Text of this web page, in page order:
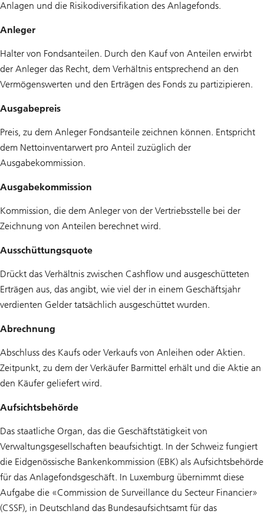
Anlagen und die Risikodiversifikation des Anlagefonds.
Anleger
Halter von Fondsanteilen. Durch den Kauf von Anteilen erwirbt
der Anleger das Recht, dem Verhältnis entsprechend an den
Vermögenswerten und den Erträgen des Fonds zu partizipieren.
Ausgabepreis
Preis, zu dem Anleger Fondsanteile zeichnen können. Entspricht
dem Nettoinventarwert pro Anteil zuzüglich der
Ausgabekommission.
Ausgabekommission
Kommission, die dem Anleger von der Vertriebsstelle bei der
Zeichnung von Anteilen berechnet wird.
Ausschüttungsquote
Drückt das Verhältnis zwischen Cashflow und ausgeschütteten
Erträgen aus, das angibt, wie viel der in einem Geschäftsjahr
verdienten Gelder tatsächlich ausgeschüttet wurden.
Abrechnung
Abschluss des Kaufs oder Verkaufs von Anleihen oder Aktien.
Zeitpunkt, zu dem der Verkäufer Barmittel erhält und die Aktie an
den Käufer geliefert wird.
Aufsichtsbehörde
Das staatliche Organ, das die Geschäftstätigkeit von
Verwaltungsgesellschaften beaufsichtigt. In der Schweiz fungiert
die Eidgenössische Bankenkommission (EBK) als Aufsichtsbehörde
für das Anlagefondsgeschäft. In Luxemburg übernimmt diese
Aufgabe die «Commission de Surveillance du Secteur Financier»
(CSSF), in Deutschland das Bundesaufsichtsamt für das